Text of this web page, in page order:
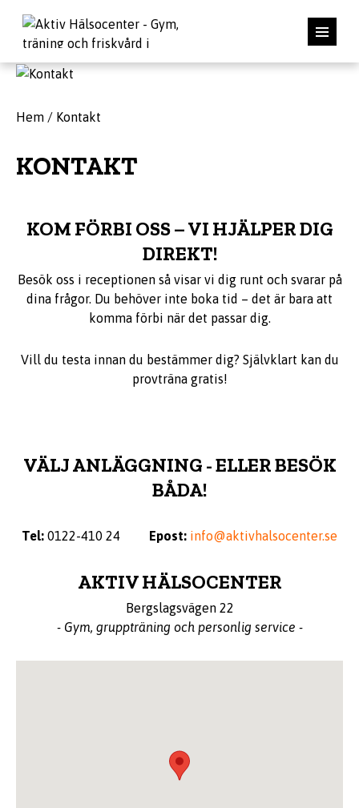
Hem / Kontakt
KONTAKT
KOM FÖRBI OSS – VI HJÄLPER DIG
DIREKT!
Besök oss i receptionen så visar vi dig runt och svarar på
dina frågor. Du behöver inte boka tid – det är bara att
komma förbi när det passar dig.
Vill du testa innan du bestämmer dig? Självklart kan du
provträna gratis!
VÄLJ ANLÄGGNING - ELLER BESÖK
BÅDA!
Tel: 0122-410 24 Epost: info@aktivhalsocenter.se
AKTIV HÄLSOCENTER
Bergslagsvägen 22
- Gym, gruppträning och personlig service -